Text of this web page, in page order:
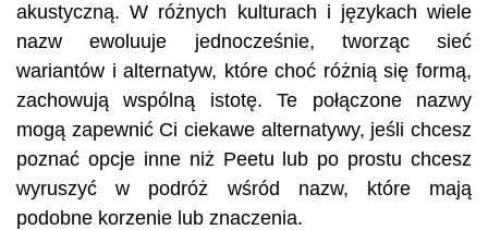
akustyczną. W różnych kulturach i językach wiele
nazw ewoluuje jednocześnie, tworząc sieć
wariantów i alternatyw, które choć różnią się formą,
zachowują wspólną istotę. Te połączone nazwy
mogą zapewnić Ci ciekawe alternatywy, jeśli chcesz
poznać opcje inne niż Peetu lub po prostu chcesz
wyruszyć w podróż wśród nazw, które mają
podobne korzenie lub znaczenia.